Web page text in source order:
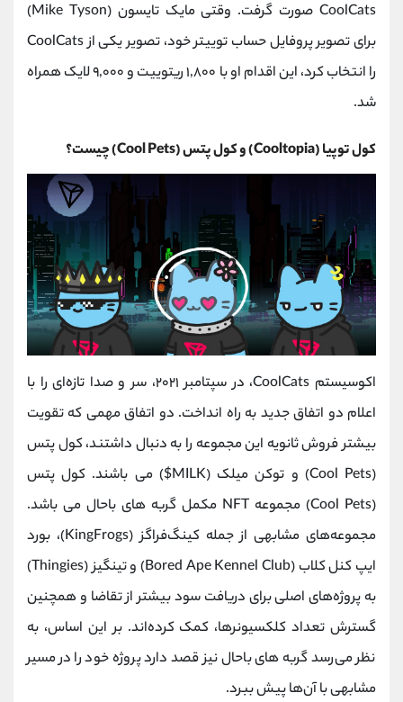
CoolCats صورت گرفت. وقتی مایک تایسون (Mike Tyson)
برای تصویر پروفایل حساب توییتر خود، تصویر یکی از CoolCats
را انتخاب کرد، این اقدام او با ۱,۸۰۰ ریتوییت و ۹,۰۰۰ لایک همراه
شد.
کول توپیا (Cooltopia) و کول پتس (Cool Pets) چیست؟
اکوسیستم CoolCats، در سپتامبر‌ ۲۰۲۱، سر و صدا تازه‌ای را با
اعلام دو اتفاق جدید به‌ راه انداخت. دو اتفاق مهمی که تقویت
بیشتر فروش ثانویه این مجموعه را به دنبال داشتند، کول‌ پتس
(Cool Pets) و توکن میلک (MILK$) می باشند. کول ‌پتس
(Cool Pets) مجموعه NFT مکمل گربه های باحال می باشد.
مجموعه‌های مشابهی از جمله کینگ‌فراگز (KingFrogs)، بورد
ایپ کنل کلاب (Bored Ape Kennel Club) و تینگیز (Thingies)
به پروژه‌های اصلی برای دریافت سود بیشتر از تقاضا و همچنین
گسترش تعداد کلکسیونرها، کمک کرده‌اند. بر این اساس، به
‌نظر می‌رسد گربه های باحال نیز قصد دارد پروژه خود را در مسیر
مشابهی با آن‌ها پیش ببرد.